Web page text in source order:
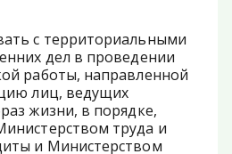
с территориальными
дел в проведении
работы, направленной
лиц, ведущих
жизни, в порядке,
труда и
и Министерством